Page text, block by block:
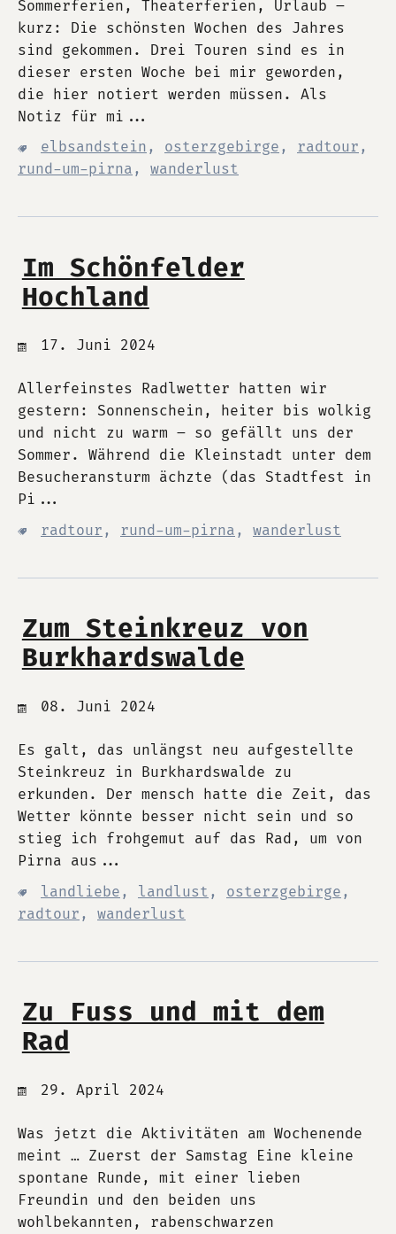
Sommerferien, Theaterferien, Urlaub –
kurz: Die schönsten Wochen des Jahres
sind gekommen. Drei Touren sind es in
dieser ersten Woche bei mir geworden,
die hier notiert werden müssen. Als
Notiz für mi...
elbsandstein , osterzgebirge , radtour ,
rund-um-pirna , wanderlust
Im Schönfelder
Hochland
17. Juni 2024
Allerfeinstes Radlwetter hatten wir
gestern: Sonnenschein, heiter bis wolkig
und nicht zu warm – so gefällt uns der
Sommer. Während die Kleinstadt unter dem
Besucheransturm ächzte (das Stadtfest in
Pi...
radtour , rund-um-pirna , wanderlust
Zum Steinkreuz von
Burkhardswalde
08. Juni 2024
Es galt, das unlängst neu aufgestellte
Steinkreuz in Burkhardswalde zu
erkunden. Der mensch hatte die Zeit, das
Wetter könnte besser nicht sein und so
stieg ich frohgemut auf das Rad, um von
Pirna aus...
landliebe , landlust , osterzgebirge ,
radtour , wanderlust
Zu Fuss und mit dem
Rad
29. April 2024
Was jetzt die Aktivitäten am Wochenende
meint … Zuerst der Samstag Eine kleine
spontane Runde, mit einer lieben
Freundin und den beiden uns
wohlbekannten, rabenschwarzen